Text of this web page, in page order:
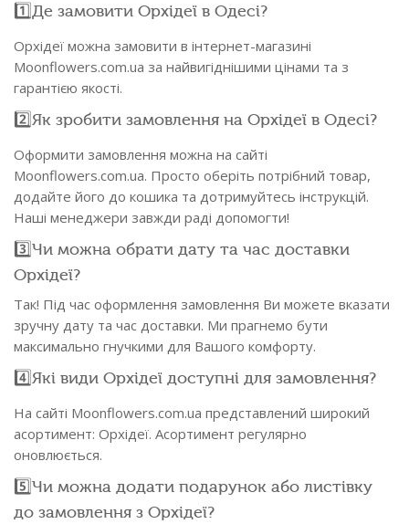
1️⃣Де замовити Орхідеї в Одесі?
Орхідеї можна замовити в інтернет-магазині
Moonflowers.com.ua за найвигіднішими цінами та з
гарантією якості.
2️⃣Як зробити замовлення на Орхідеї в Одесі?
Оформити замовлення можна на сайті
Moonflowers.com.ua. Просто оберіть потрібний товар,
додайте його до кошика та дотримуйтесь інструкцій.
Наші менеджери завжди раді допомогти!
3️⃣Чи можна обрати дату та час доставки
Орхідеї?
Так! Під час оформлення замовлення Ви можете вказати
зручну дату та час доставки. Ми прагнемо бути
максимально гнучкими для Вашого комфорту.
4️⃣Які види Орхідеї доступні для замовлення?
На сайті Moonflowers.com.ua представлений широкий
асортимент: Орхідеї. Асортимент регулярно
оновлюється.
5️⃣Чи можна додати подарунок або листівку
до замовлення з Орхідеї?